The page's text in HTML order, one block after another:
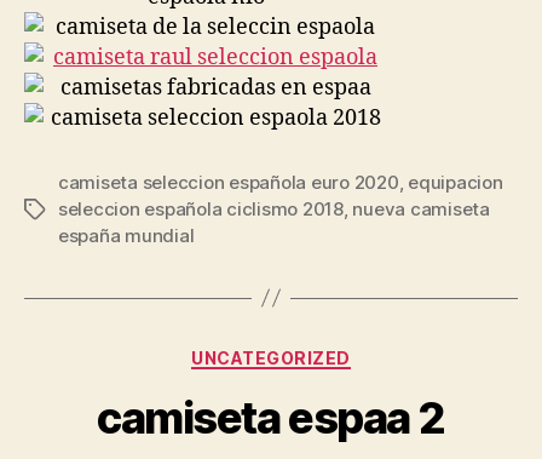
Etiquetas
camiseta seleccion española euro 2020, equipacion
seleccion española ciclismo 2018, nueva camiseta
españa mundial
Categorías
UNCATEGORIZED
camiseta espaa 2